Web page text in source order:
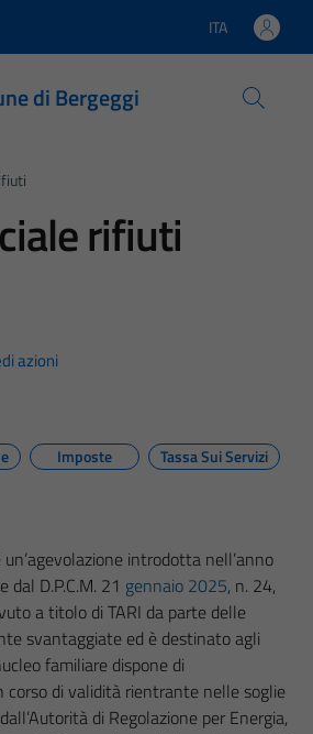
Lingua attiva:
ITA
di Bergeggi
rifiuti
azioni
Imposte Tassa Sui Servizi
introdotta nell’anno
D.P.C.M. 21 gennaio 2025, n. 24,
a titolo di TARI da parte delle
svantaggiate ed è destinato agli
familiare dispone di
corso di validità rientrante nelle soglie
di Regolazione per Energia,